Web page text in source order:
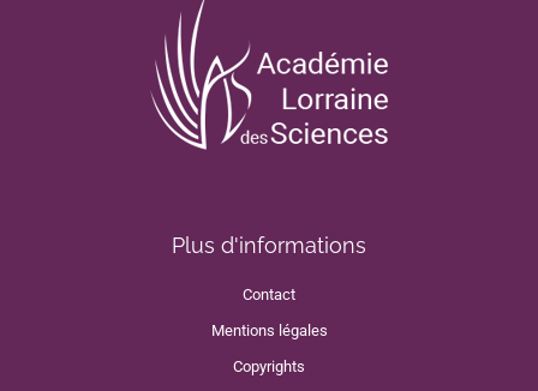
Plus d'informations
Contact
Mentions légales
Copyrights